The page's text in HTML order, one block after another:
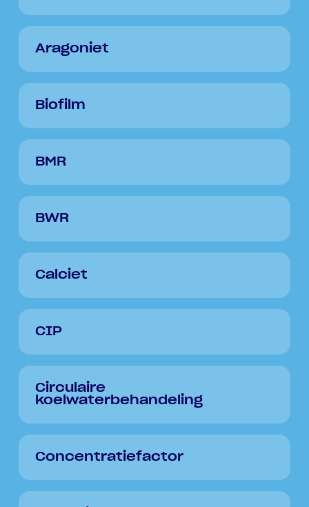
Aragoniet
Biofilm
BMR
BWR
Calciet
CIP
Circulaire
koelwaterbehandeling
Concentratiefactor